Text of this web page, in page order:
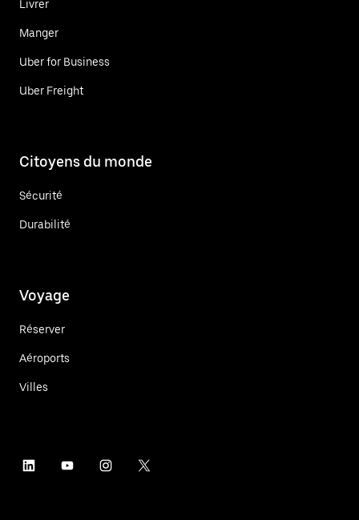
Livrer
Manger
Uber for Business
Uber Freight
Citoyens du monde
Sécurité
Durabilité
Voyage
Réserver
Aéroports
Villes